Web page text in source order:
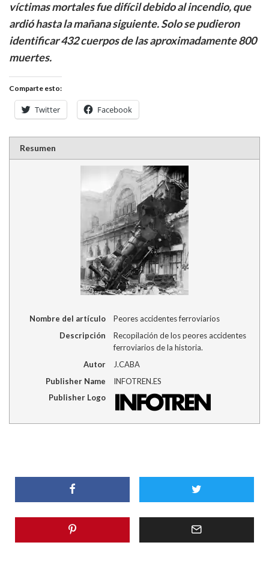
víctimas mortales fue difícil debido al incendio, que
ardió hasta la mañana siguiente. Solo se pudieron
identificar 432 cuerpos de las aproximadamente 800
muertes.
Comparte esto:
Twitter Facebook
Resumen
Nombre del artículo
Peores accidentes ferroviarios
Descripción
Recopilación de los peores accidentes
ferroviarios de la historia.
Autor
J.CABA
Publisher Name
INFOTREN.ES
Publisher Logo